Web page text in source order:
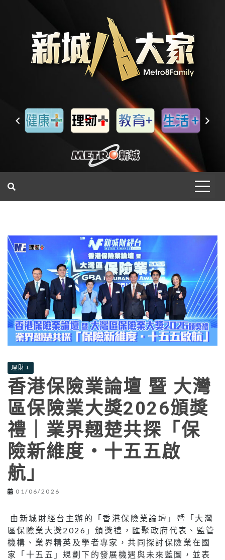
理財+
香港保險業論壇 暨 大灣
區保險業大獎2026頒獎
禮｜業界翹楚共探「保
險新維度‧十五五啟
航」
01/06/2026
由新城財經台主辦的「香港保險業論壇」暨「大灣
區保險業大獎2026」頒獎禮，匯聚政府代表、監管
機構、業界精英及學者專家，共同探討保險業在國
家「十五五」規劃下的發展機遇與未來藍圖，並表